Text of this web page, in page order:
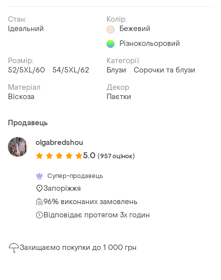
Стан:
Ідеальний
Колір:
Бежевий
Різнокольоровий
Розмір:
52/5XL/60
54/5XL/62
Категорії:
Блузи
Сорочки та блузи
Матеріал
Віскоза
Декор
Паєтки
Продавець
olgabredshou
5.0 (957 оцінок)
Супер-продавець
Запоріжжя
96% виконаних замовлень
Відповідає протягом 3х годин
Захищаємо покупки до 1 000 грн